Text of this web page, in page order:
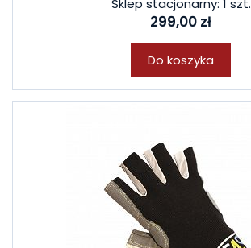
Sklep stacjonarny: 1 szt.
299,00 zł
Do koszyka